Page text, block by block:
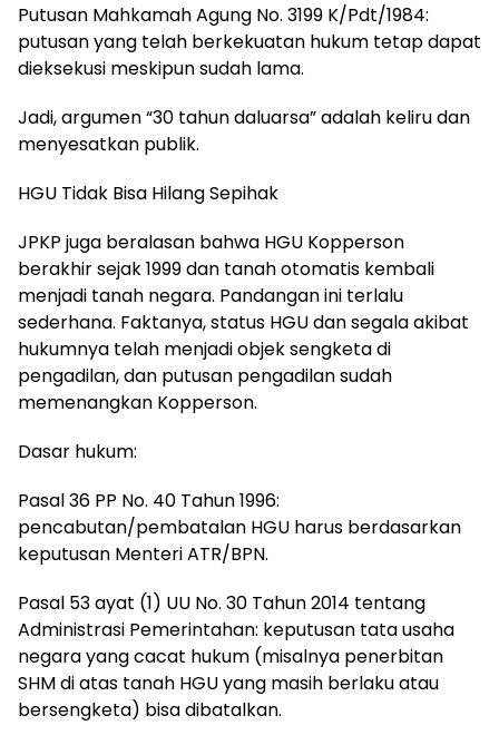
Putusan Mahkamah Agung No. 3199 K/Pdt/1984:
putusan yang telah berkekuatan hukum tetap dapat
dieksekusi meskipun sudah lama.
Jadi, argumen “30 tahun daluarsa” adalah keliru dan
menyesatkan publik.
HGU Tidak Bisa Hilang Sepihak
JPKP juga beralasan bahwa HGU Kopperson
berakhir sejak 1999 dan tanah otomatis kembali
menjadi tanah negara. Pandangan ini terlalu
sederhana. Faktanya, status HGU dan segala akibat
hukumnya telah menjadi objek sengketa di
pengadilan, dan putusan pengadilan sudah
memenangkan Kopperson.
Dasar hukum:
Pasal 36 PP No. 40 Tahun 1996:
pencabutan/pembatalan HGU harus berdasarkan
keputusan Menteri ATR/BPN.
Pasal 53 ayat (1) UU No. 30 Tahun 2014 tentang
Administrasi Pemerintahan: keputusan tata usaha
negara yang cacat hukum (misalnya penerbitan
SHM di atas tanah HGU yang masih berlaku atau
bersengketa) bisa dibatalkan.